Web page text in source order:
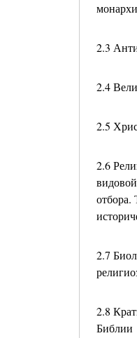
2.3
2.4
2.5
2.6
2.7
2.8
Библии